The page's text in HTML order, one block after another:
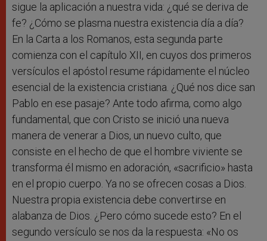
sigue la aplicación a nuestra vida: ¿qué se deriva de
fe? ¿Cómo se plasma nuestra existencia día a día?
En la Carta a los Romanos, esta segunda parte
comienza con el capítulo XII, en cuyos dos primeros
versículos el apóstol resume rápidamente el núcleo
esencial de la existencia cristiana. ¿Qué nos dice san
Pablo en ese pasaje? Ante todo afirma, como algo
fundamental, que con Cristo se inició una nueva
manera de venerar a Dios, un nuevo culto, que
consiste en el hecho de que el hombre viviente se
transforma él mismo en adoración, «sacrificio» hasta
en el propio cuerpo. Ya no se ofrecen cosas a Dios.
Nuestra propia existencia debe convertirse en
alabanza de Dios. ¿Pero cómo sucede esto? En el
segundo versículo se nos da la respuesta: «No os